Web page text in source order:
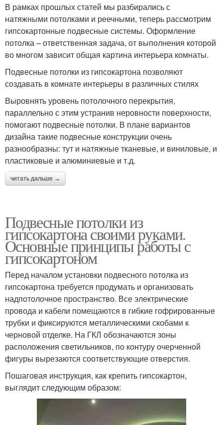
В рамках прошлых статей мы разбирались с
натяжными потолками и реечными, теперь рассмотрим
гипсокартонные подвесные системы. Оформление
потолка – ответственная задача, от выполнения которой
во многом зависит общая картина интерьера комнаты.
Подвесные потолки из гипсокартона позволяют
создавать в комнате интерьеры в различных стилях
Выровнять уровень потолочного перекрытия,
параллельно с этим устранив неровности поверхности,
помогают подвесные потолки. В плане вариантов
дизайна такие подвесные конструкции очень
разнообразны: тут и натяжные тканевые, и виниловые, и
пластиковые и алюминиевые и т.д.
читать дальше →
Подвесные потолки из
гипсокартона своими руками.
Основные принципы работы с
гипсокартоном
Перед началом установки подвесного потолка из
гипсокартона требуется продумать и организовать
надпотолочное пространство. Все электрические
провода и кабели помещаются в гибкие гофрированные
трубки и фиксируются металлическими скобами к
черновой отделке. На ГКЛ обозначаются зоны
расположения светильников, по контуру очерченной
фигуры вырезаются соответствующие отверстия.
Пошаговая инструкция, как крепить гипсокартон,
выглядит следующим образом: